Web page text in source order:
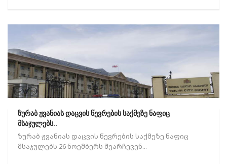
ზურაბ ჟვანიას დაცვის წევრების საქმეზე ნაფიც
მსაჯულებს..
ზურაბ ჟვანიას დაცვის წევრების საქმეზე ნაფიც
მსაჯულებს 26 ნოემბერს შეარჩევენ...